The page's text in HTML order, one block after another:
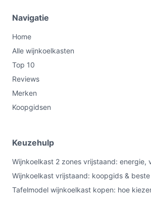
Navigatie
Home
Alle wijnkoelkasten
Top 10
Reviews
Merken
Koopgidsen
Keuzehulp
Wijnkoelkast 2 zones vrijstaand: energie,
Wijnkoelkast vrijstaand: koopgids &
Tafelmodel wijnkoelkast kopen: hoe